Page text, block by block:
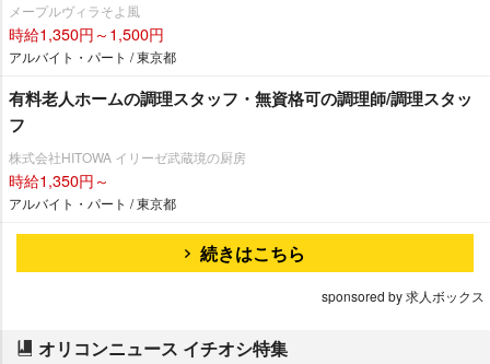
メープルヴィラそよ風
時給1,350円～1,500円
アルバイト・パート / 東京都
有料老人ホームの調理スタッフ・無資格可の調理師/調理スタッ
フ
株式会社HITOWA イリーゼ武蔵境の厨房
時給1,350円～
アルバイト・パート / 東京都
続きはこちら
sponsored by 求人ボックス
オリコンニュース イチオシ特集